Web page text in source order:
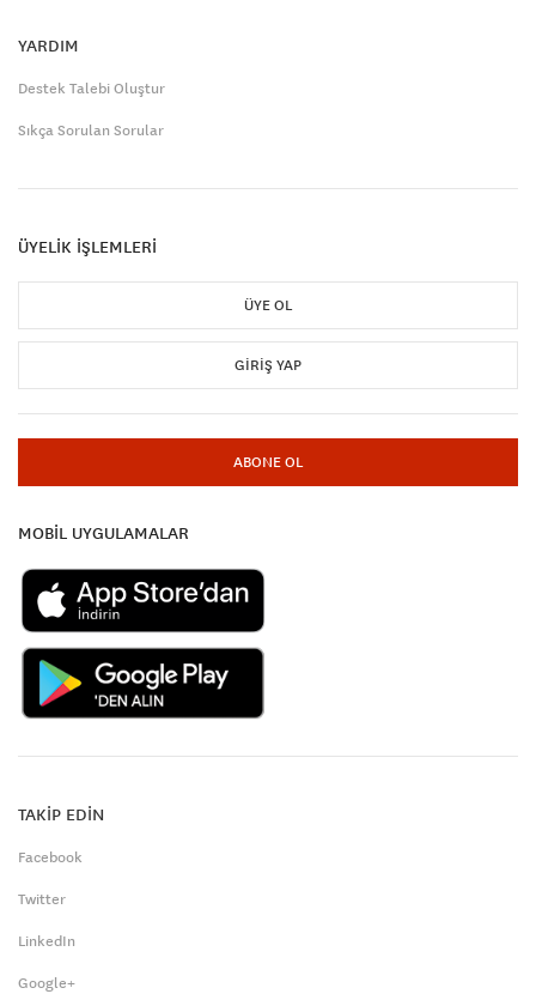
YARDIM
Destek Talebi Oluştur
Sıkça Sorulan Sorular
ÜYELİK İŞLEMLERİ
ÜYE OL
GIRIŞ YAP
ABONE OL
MOBİL UYGULAMALAR
TAKİP EDİN
Facebook
Twitter
LinkedIn
Google+